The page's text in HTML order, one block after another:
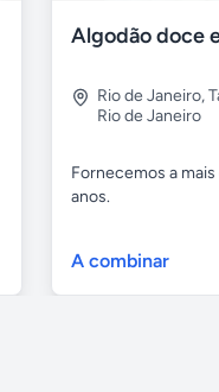
Rio de Janeiro,
Rio de Janeiro
Fornecemos a
anos.
A combinar